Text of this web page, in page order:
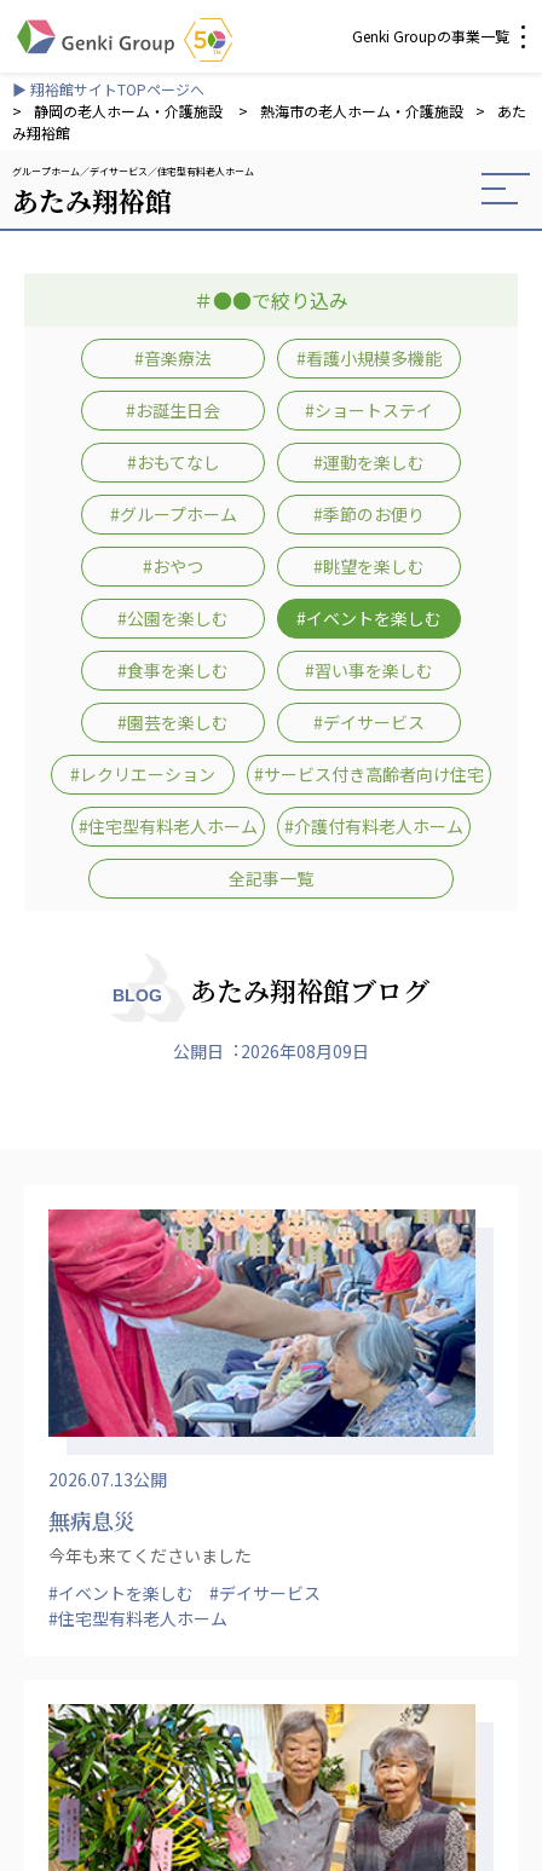
Genki Groupの事業一覧
介護・福祉
社会福祉法人 元気村グループ
社会福祉法人元気村
社会福祉法人長寿の森
社会福祉法人杜の村
株式会社 サンガジャパン
株式会社日本遮蔽技研
サンガ共同組合
株式会社Genkiリレーションズ
一般社団法人 日本高齢者福祉協会
日本高齢者福祉協会
株式会社 爽やかな風沖縄
爽やかな風 中部エリア
爽やかな風 那覇エリア
株式会社 鷹揚館
鷹揚館
社会福祉法人 共生会
特別養護老人ホーム 共生の家
株式会社 アジアメデカ元気事業団
アジアメデカ元気事業団
株式会社 爽やかな風九州
株式会社 七星
株式会社 せきれい
せきれい
社会福祉法人 心の会
聖心美容クリニック
S-Labo（渋谷院）
医療法人社団 デンタルケアコミュニティ
フォレストデンタルクリニック
医療法人 共生会
松園病院介護医療院
複合ケアセンターまつぞの
医療法人社団 鴻愛会
こうのす共生病院
OKP with Life クリニック
こうのすナーシングホーム共生園
医療法人 京都翔医会
西京都病院
西京都クリニック
洛桂の郷
桂寿の郷
訪問看護ステーション秋桜
▶ 翔裕館サイトTOPページへ
>
静岡の老人ホーム・介護施設 > 熱海市の老人ホーム・介護施設 >
あた
み翔裕館
グループホーム デイサービス 住宅型有料老人ホーム
あたみ翔裕館
＃●●で絞り込み
#音楽療法 #看護小規模多機能
#お誕生日会 #ショートステイ
#おもてなし #運動を楽しむ
#グループホーム #季節のお便り
#おやつ #眺望を楽しむ
#公園を楽しむ #イベントを楽しむ
#食事を楽しむ #習い事を楽しむ
#園芸を楽しむ #デイサービス
#レクリエーション #サービス付き高齢者向け住宅
#住宅型有料老人ホーム #介護付有料老人ホーム
全記事一覧
BLOG あたみ翔裕館ブログ
公開日︓2026年08月09日
2026.07.13公開
無病息災
今年も来てくださいました
#イベントを楽しむ
#デイサービス
#住宅型有料老人ホーム